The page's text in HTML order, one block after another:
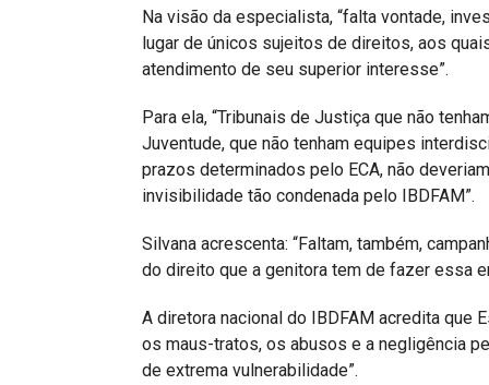
Na visão da especialista, “falta vontade,
lugar de únicos sujeitos de direitos, aos
atendimento de seu superior interesse”.
Para ela, “Tribunais de Justiça que não
Juventude, que não tenham equipes
prazos determinados pelo ECA, não
invisibilidade tão condenada pelo IBDFAM”.
Silvana acrescenta: “Faltam, também,
do direito que a genitora tem de fazer essa
A diretora nacional do IBDFAM acredita que
os maus-tratos, os abusos e a negligência
de extrema vulnerabilidade”.